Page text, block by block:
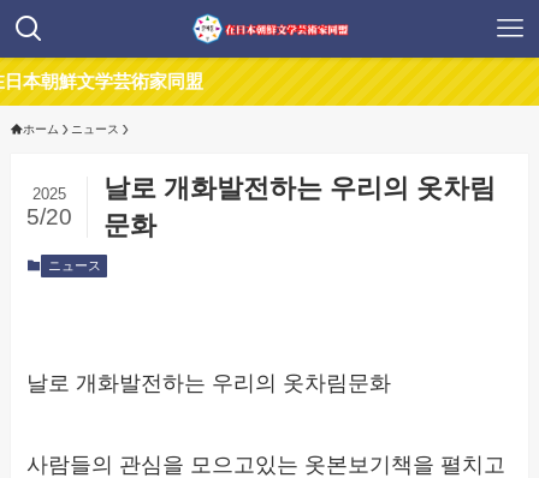
鮮文学芸術家同盟
ホーム ニュース
날로 개화발전하는 우리의 옷차림
문화
2025
5/20
ニュース
날로 개화발전하는 우리의 옷차림문화
사람들의 관심을 모으고있는 옷본보기책을 펼치고